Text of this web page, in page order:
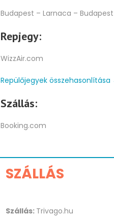
Budapest – Larnaca – Budapest
Repjegy:
WizzAir.com
Repülőjegyek összehasonlítása
Szállás:
Booking.com
SZÁLLÁS
Szállás: Trivago.hu